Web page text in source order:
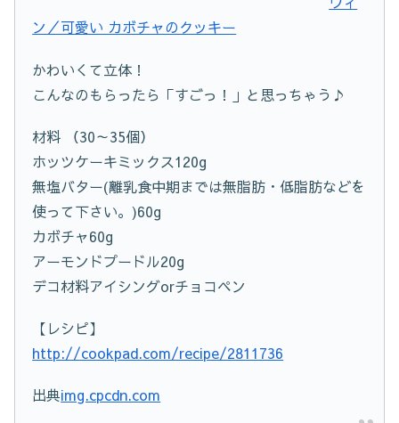
ン／可愛い カボチャのクッキー
かわいくて立体！
こんなのもらったら「すごっ！」と思っちゃう♪
材料 （30～35個）
ホッツケーキミックス120g
無塩バター(離乳食中期までは無脂肪・低脂肪などを
使って下さい。)60g
カボチャ60g
アーモンドプードル20g
デコ材料アイシングorチョコペン
【レシピ】
http://cookpad.com/recipe/2811736
出典img.cpcdn.com